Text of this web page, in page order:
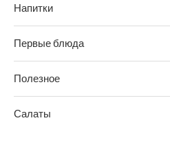
Напитки
Первые блюда
Полезное
Салаты